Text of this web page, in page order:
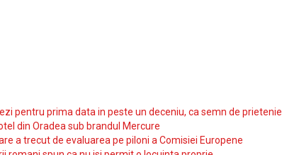
pentru prima data in peste un deceniu, ca semn de prietenie
din Oradea sub brandul Mercure
a trecut de evaluarea pe piloni a Comisiei Europene